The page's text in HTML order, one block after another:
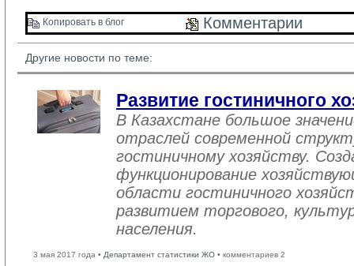
Копировать в блог Комментарии
Другие новости по теме:
Развитие гостиничного
В Казахстане большое
отраслей современной
гостиничному хозяйству.
функционирование
области гостиничного
развитием торгового,
населения.
3 мая 2017 года • Департамент статистики ЖО • комментариев 2